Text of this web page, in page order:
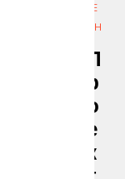
РЕ
ОН
П
Р
О
Е
К